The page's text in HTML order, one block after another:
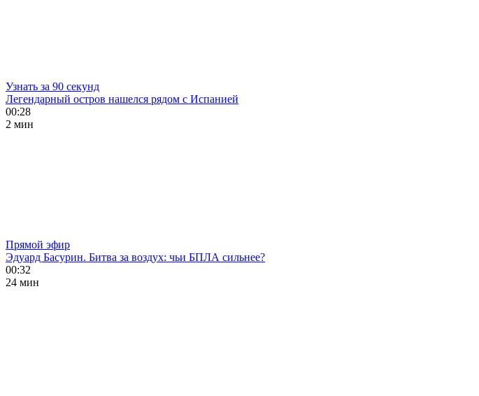
Узнать за 90 секунд
Легендарный остров нашелся рядом с Испанией
00:28
2 мин
Прямой эфир
Эдуард Басурин. Битва за воздух: чьи БПЛА сильнее?
00:32
24 мин